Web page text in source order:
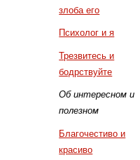
злоба его
Психолог и я
Трезвитесь и
бодрствуйте
Об интересном и
полезном
Благочестиво и
красиво